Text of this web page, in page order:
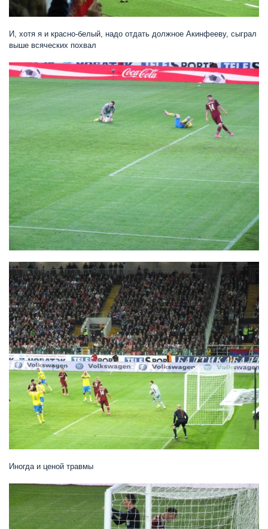
И, хотя я и красно-белый, надо отдать должное Акинфееву, сыграл
выше всяческих похвал
Иногда и ценой травмы